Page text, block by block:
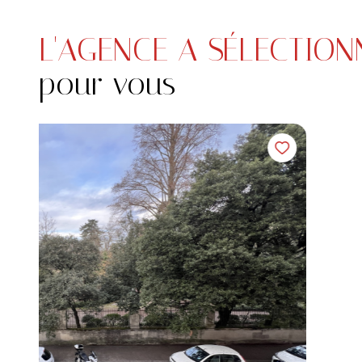
L'AGENCE A
pour vous
Terrain 1132 m²
Bertre (81700)
39 000 €